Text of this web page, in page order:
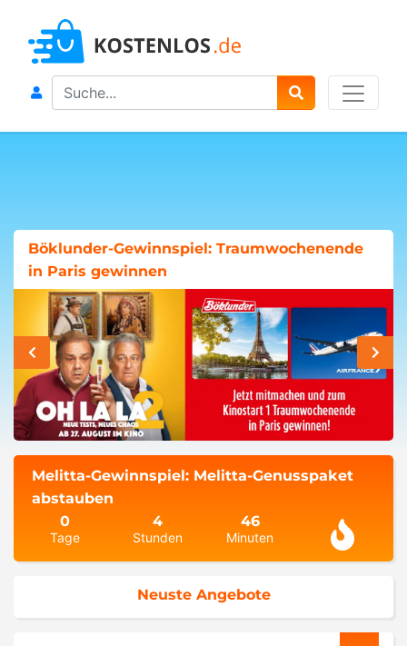
Search
Böklunder-Gewinnspiel: Traumwochenende
in Paris gewinnen
Melitta-Gewinnspiel: Melitta-Genusspaket
abstauben
0
Tage
4
Stunden
46
Minuten
Neuste Angebote